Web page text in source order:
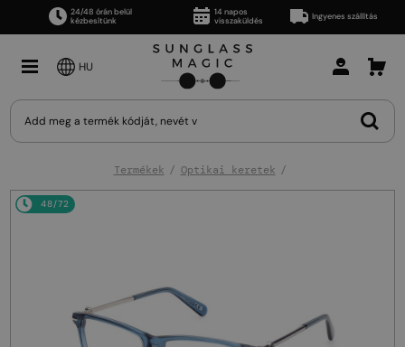
24/48 órán belül
kézbesítünk
14 napos
visszaküldés
Ingyenes szállítás
HU
Termékek Optikai keretek
48/72